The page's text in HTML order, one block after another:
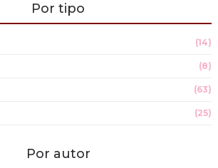
Por tipo
(14)
(8)
(63)
(25)
Por autor